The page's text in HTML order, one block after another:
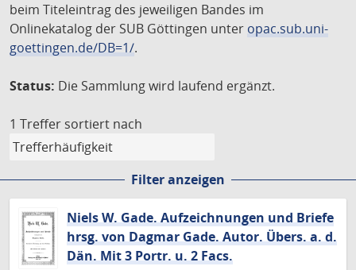
beim Titeleintrag des jeweiligen Bandes im
Onlinekatalog der SUB Göttingen unter opac.sub.uni-
goettingen.de/DB=1/.
Status: Die Sammlung wird laufend ergänzt.
1 Treffer sortiert nach
Filter anzeigen
Niels W. Gade. Aufzeichnungen und Briefe
hrsg. von Dagmar Gade. Autor. Übers. a. d.
Dän. Mit 3 Portr. u. 2 Facs.